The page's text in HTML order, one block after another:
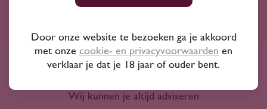
4000+ wijnen in ons assortiment
Wij kunnen je altijd adviseren
Door onze website te bezoeken ga je akkoord
met onze cookie- en privacyvoorwaarden en
verklaar je dat je 18 jaar of ouder bent.